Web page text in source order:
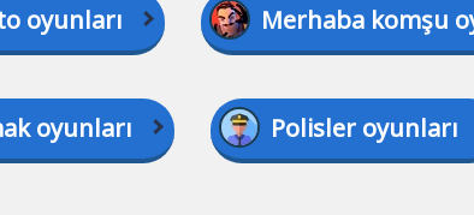
oyunları Merhaba komşu
oyunları Polisler oyunları